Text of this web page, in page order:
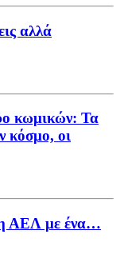
αλλά
κωμικών: Τα
κόσμο, οι
η ΑΕΛ με ένα…